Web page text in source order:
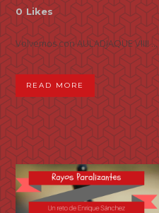
0 Likes
Volvemos con AULADJAQUE VIII! ...
READ MORE